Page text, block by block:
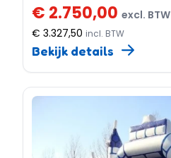
€ 2.750,00 excl. BTW
€ 3.327,50 incl. BTW
Bekijk details